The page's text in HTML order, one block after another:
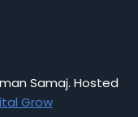
Samaj. Hosted
Grow